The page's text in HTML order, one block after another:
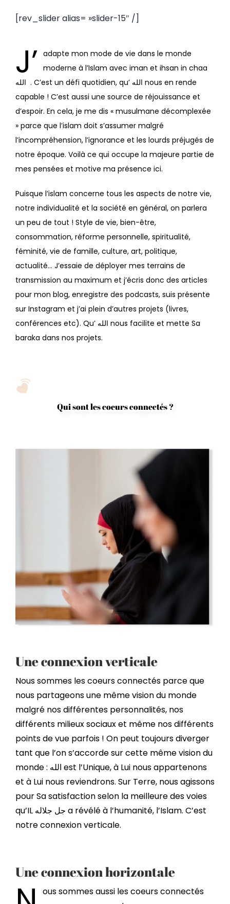
[rev_slider alias= »slider-15″ /]
J’ adapte mon mode de vie dans le monde
moderne à l’Islam avec iman et ihsan in chaa
الله . C’est un défi quotidien, qu’ الله nous en rende
capable ! C’est aussi une source de réjouissance et
d’espoir. En cela, je me dis « musulmane décomplexée
» parce que l’islam doit s’assumer malgré
l’incompréhension, l’ignorance et les lourds préjugés de
notre époque. Voilà ce qui occupe la majeure partie de
mes pensées et motive ma présence ici.
Puisque l’islam concerne tous les aspects de notre vie,
notre individualité et la société en général, on parlera
un peu de tout ! Style de vie, bien-être,
consommation, réforme personnelle, spiritualité,
féminité, vie de famille, culture, art, politique,
actualité… J’essaie de déployer mes terrains de
transmission au maximum et j’écris donc des articles
pour mon blog, enregistre des podcasts, suis présente
sur Instagram et j’ai plein d’autres projets (livres,
conférences etc). Qu’ الله nous facilite et mette Sa
baraka dans nos projets.
Qui sont les coeurs connectés ?
Une connexion verticale
Nous sommes les coeurs connectés parce que
nous partageons une même vision du monde
malgré nos différentes personnalités, nos
différents milieux sociaux et même nos différents
points de vue parfois ! On peut toujours diverger
tant que l’on s’accorde sur cette même vision du
monde : الله est l’Unique, à Lui nous appartenons
et à Lui nous reviendrons. Sur Terre, nous agissons
pour Sa satisfaction selon la meilleure des voies
qu’IL جل جلاله a révélé à l’humanité, l’Islam. C’est
notre connexion verticale.
Une connexion horizontale
ous sommes aussi les coeurs connectés